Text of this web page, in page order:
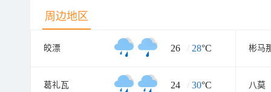
周边地区
皎漂 26 / 28°C 彬马
葛礼瓦 24 / 30°C 八莫